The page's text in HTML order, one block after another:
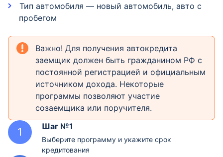
Тип автомобиля — новый автомобиль, авто с
пробегом
Важно! Для получения автокредита
заемщик должен быть гражданином РФ с
постоянной регистрацией и официальным
источником дохода. Некоторые
программы позволяют участие
созаемщика или поручителя.
Шаг №1
Выберите программу и укажите срок
кредитования